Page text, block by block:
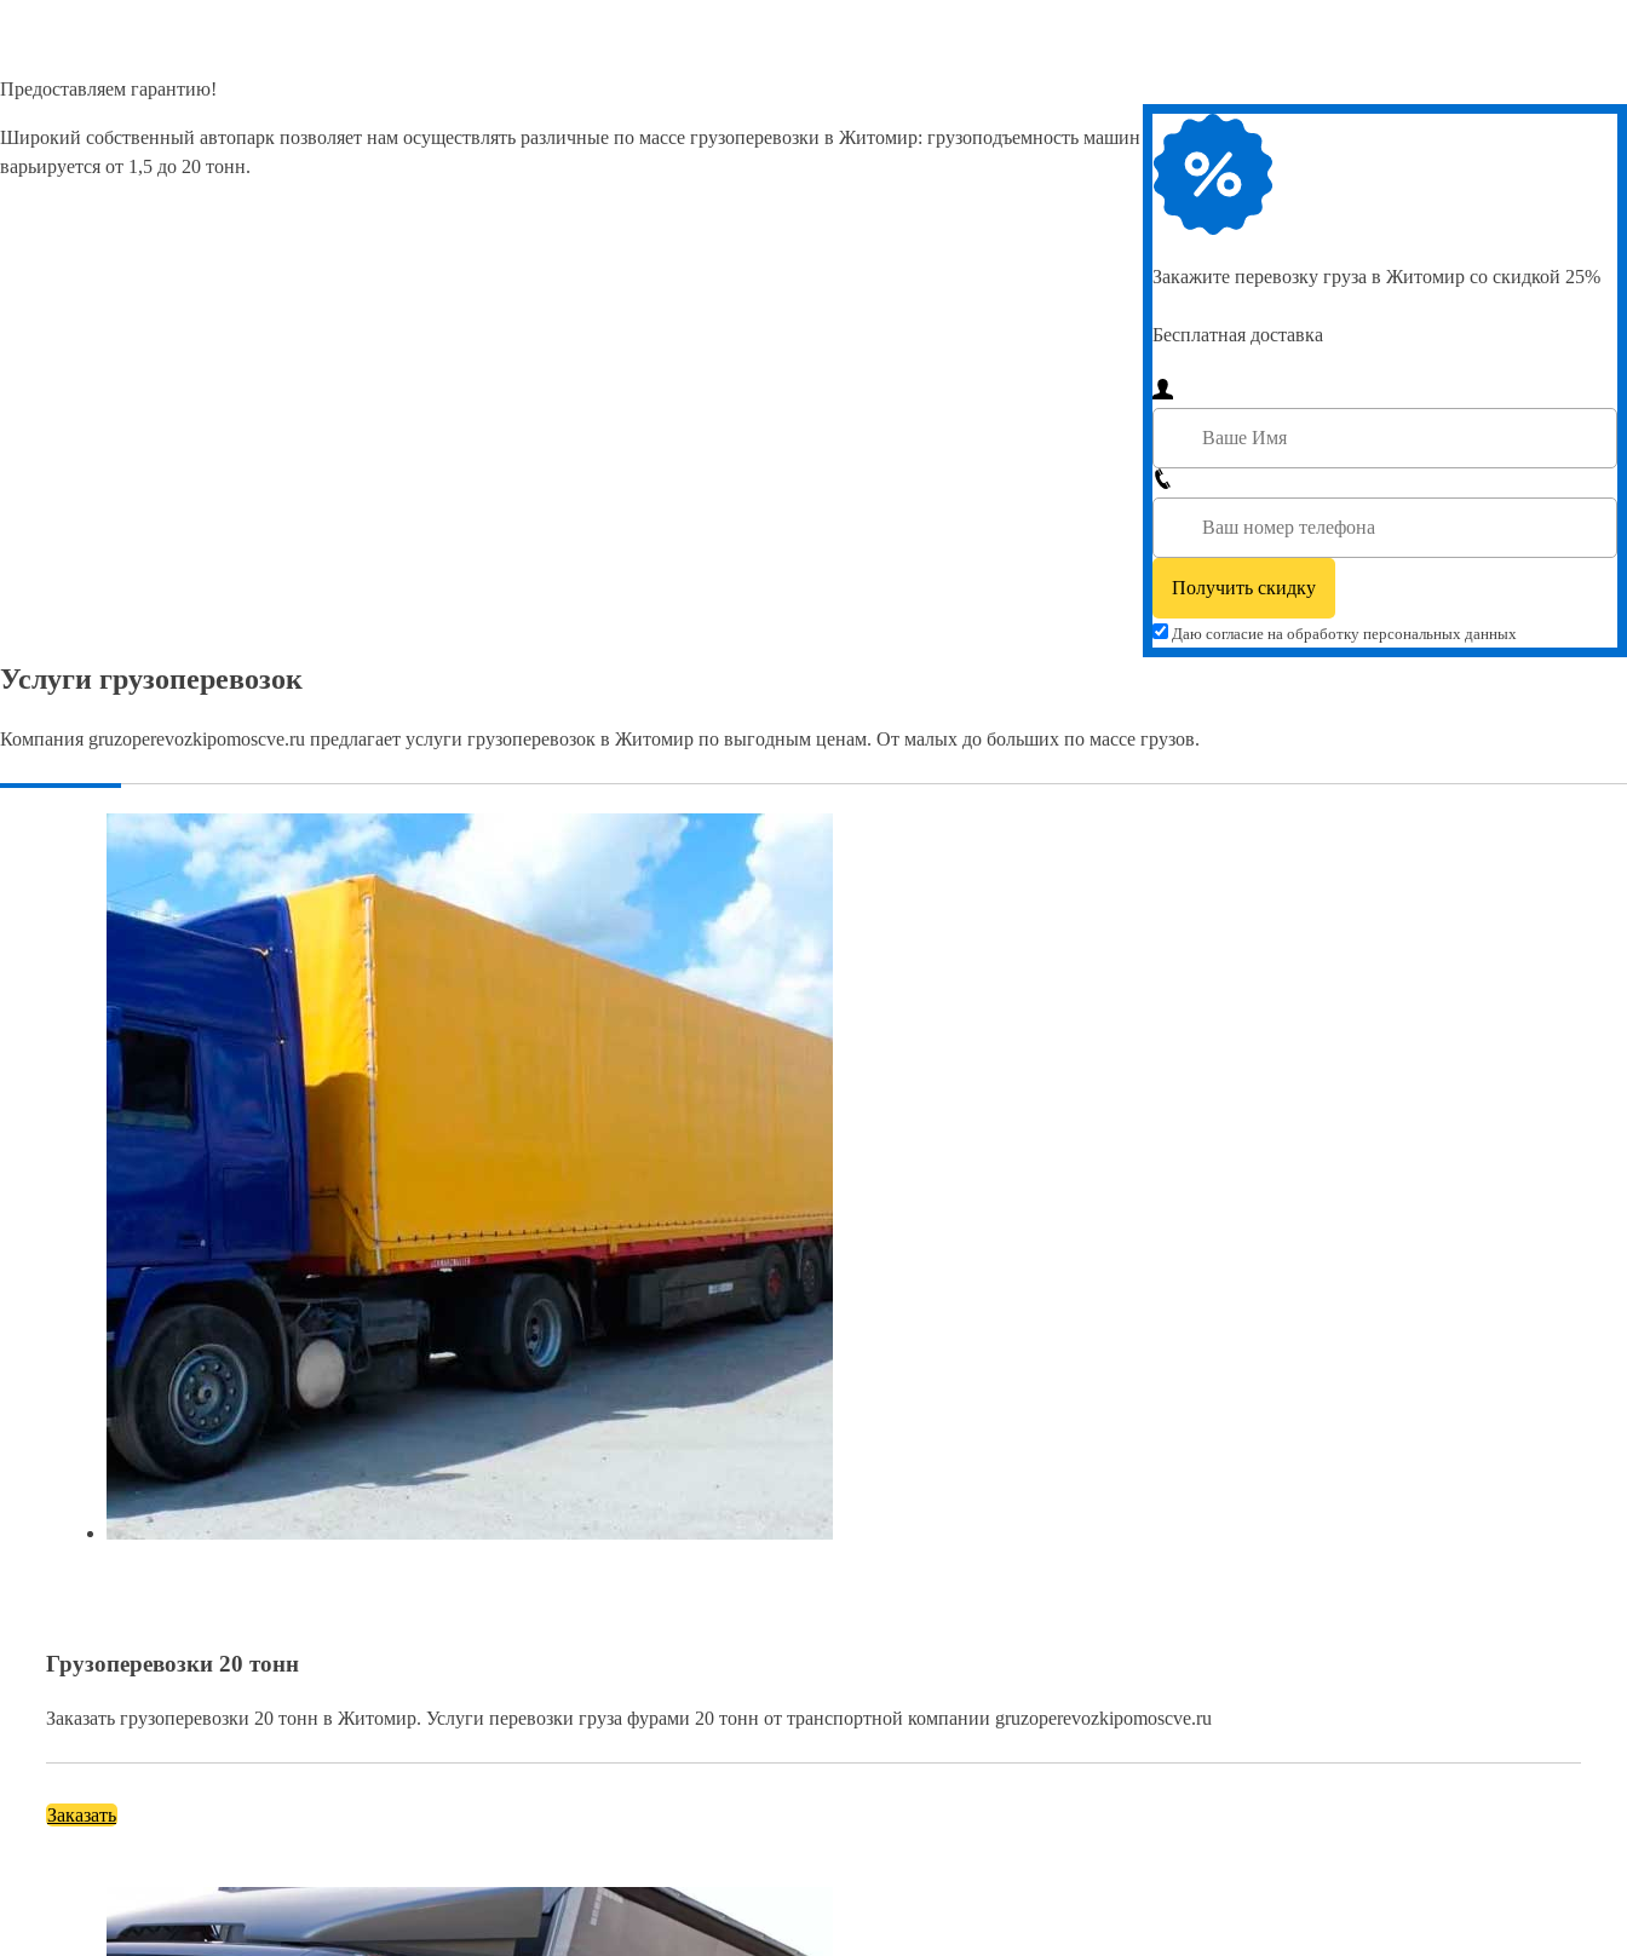
Предоставляем гарантию!
Закажите перевозку груза в Житомир со скидкой 25%
Бесплатная доставка
Даю согласие на обработку персональных данных
Широкий собственный автопарк позволяет нам осуществлять различные по массе грузоперевозки в Житомир: грузоподъемность машин
варьируется от 1,5 до 20 тонн.
Услуги грузоперевозок
Компания gruzoperevozkipomoscve.ru предлагает услуги грузоперевозок в Житомир по выгодным ценам. От малых до больших по массе грузов.
Грузоперевозки 20 тонн
Заказать грузоперевозки 20 тонн в Житомир. Услуги перевозки груза фурами 20 тонн от транспортной компании gruzoperevozkipomoscve.ru
Заказать